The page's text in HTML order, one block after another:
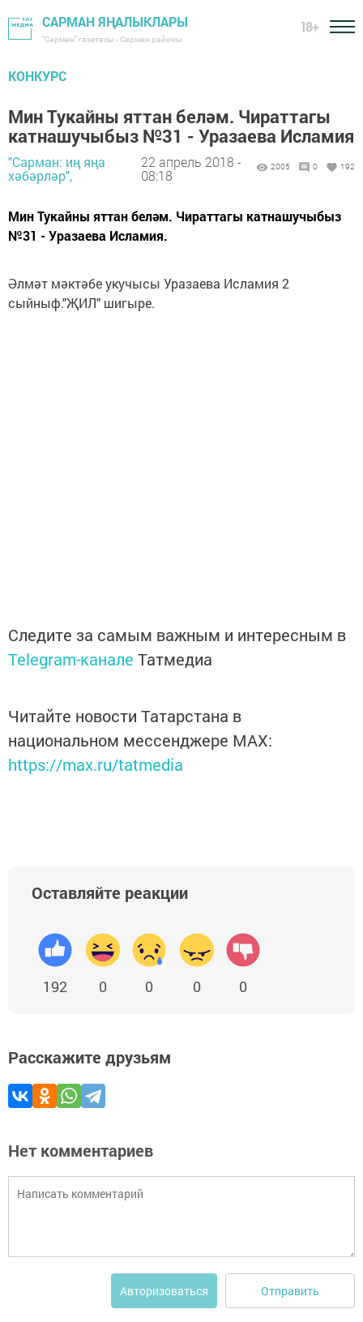
САРМАН ЯҢАЛЫКЛАРЫ
"Сарман" газетасы - Сарман районы
18+
КОНКУРС
Мин Тукайны яттан беләм. Чираттагы
катнашучыбыз №31 - Уразаева Исламия
"Сарман: иң яңа
хәбәрләр",
22 апрель 2018 -
08:18
2005 0 192
Мин Тукайны яттан беләм. Чираттагы катнашучыбыз
№31 - Уразаева Исламия.
Әлмәт мәктәбе укучысы Уразаева Исламия 2
сыйныф."ҖИЛ" шигыре.
Следите за самым важным и интересным в
Telegram-канале Татмедиа
Читайте новости Татарстана в
национальном мессенджере MАХ:
https://max.ru/tatmedia
Оставляйте реакции
192 0 0 0 0
Расскажите друзьям
Нет комментариев
Авторизоваться Отправить